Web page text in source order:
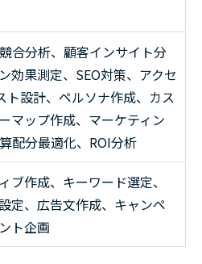
合分析、顧客インサイト分
効果測定、SEO対策、アクセ
ト設計、ペルソナ作成、カス
マップ作成、マーケティン
配分最適化、ROI分析
ブ作成、キーワード選定、
定、広告文作成、キャンペ
ト企画